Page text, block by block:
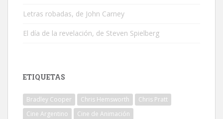
Letras robadas, de John Carney
El día de la revelación, de Steven Spielberg
ETIQUETAS
Bradley Cooper Chris Hemsworth
Chris Pratt
Cine Argentino
Cine de Animación